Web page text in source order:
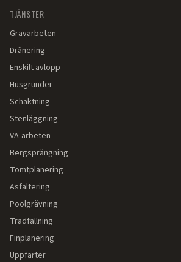
TJÄNSTER
Grävarbeten
Dränering
Enskilt avlopp
Husgrunder
Schaktning
Stenläggning
VA-arbeten
Bergsprängning
Tomtplanering
Asfaltering
Poolgrävning
Trädfällning
Finplanering
Uppfarter